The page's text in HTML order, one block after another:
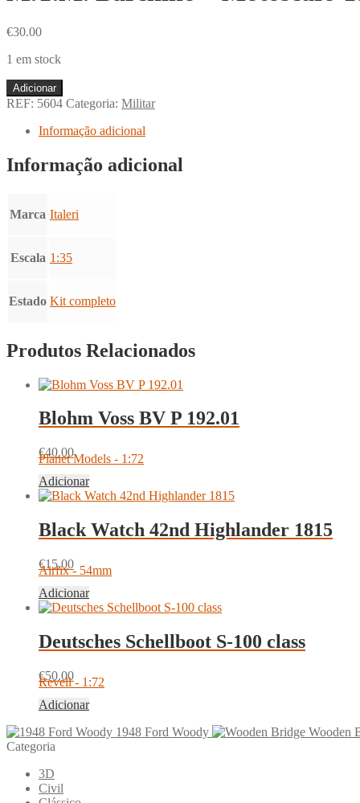
€30.00
1 em stock
Quantidade
de
Barchino
Motoscafo
Turismo
Adicionar
REF: 5604 Categoria: Militar
Informação adicional
Informação adicional
Marca Italeri
Escala 1:35
Estado Kit completo
Produtos Relacionados
Blohm Voss BV P 192.01
€40.00
Planet Models - 1:72
Adicionar
Black Watch 42nd Highlander 1815
€15.00
Airfix - 54mm
Adicionar
Deutsches Schellboot S-100 class
€50.00
Revell - 1:72
Adicionar
1948 Ford Woody
Wooden
Categoria
3D
Civil